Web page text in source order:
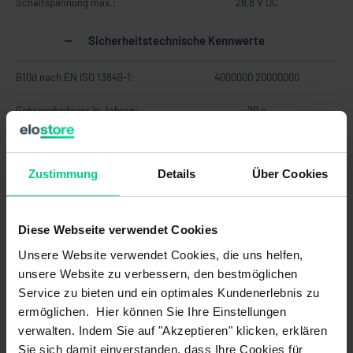
Zustimmung Details Über Cookies
Diese Webseite verwendet Cookies
Unsere Website verwendet Cookies, die uns helfen,
unsere Website zu verbessern, den bestmöglichen
Service zu bieten und ein optimales Kundenerlebnis zu
ermöglichen. Hier können Sie Ihre Einstellungen
verwalten. Indem Sie auf "Akzeptieren" klicken, erklären
Sie sich damit einverstanden, dass Ihre Cookies für
Sicherheitstechnische Kennwerte
B10d nach EN ISO 13849-1: 4000000 20000000
Gebrauchsdauer in Jahren: 20 a
Bauart nach EN ISO 14119: 4
Mechanische Daten
zylindrisch
Rastung vorhanden: